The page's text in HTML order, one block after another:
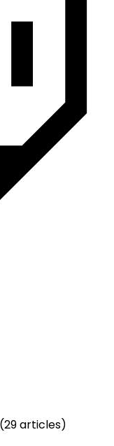
(29articles)